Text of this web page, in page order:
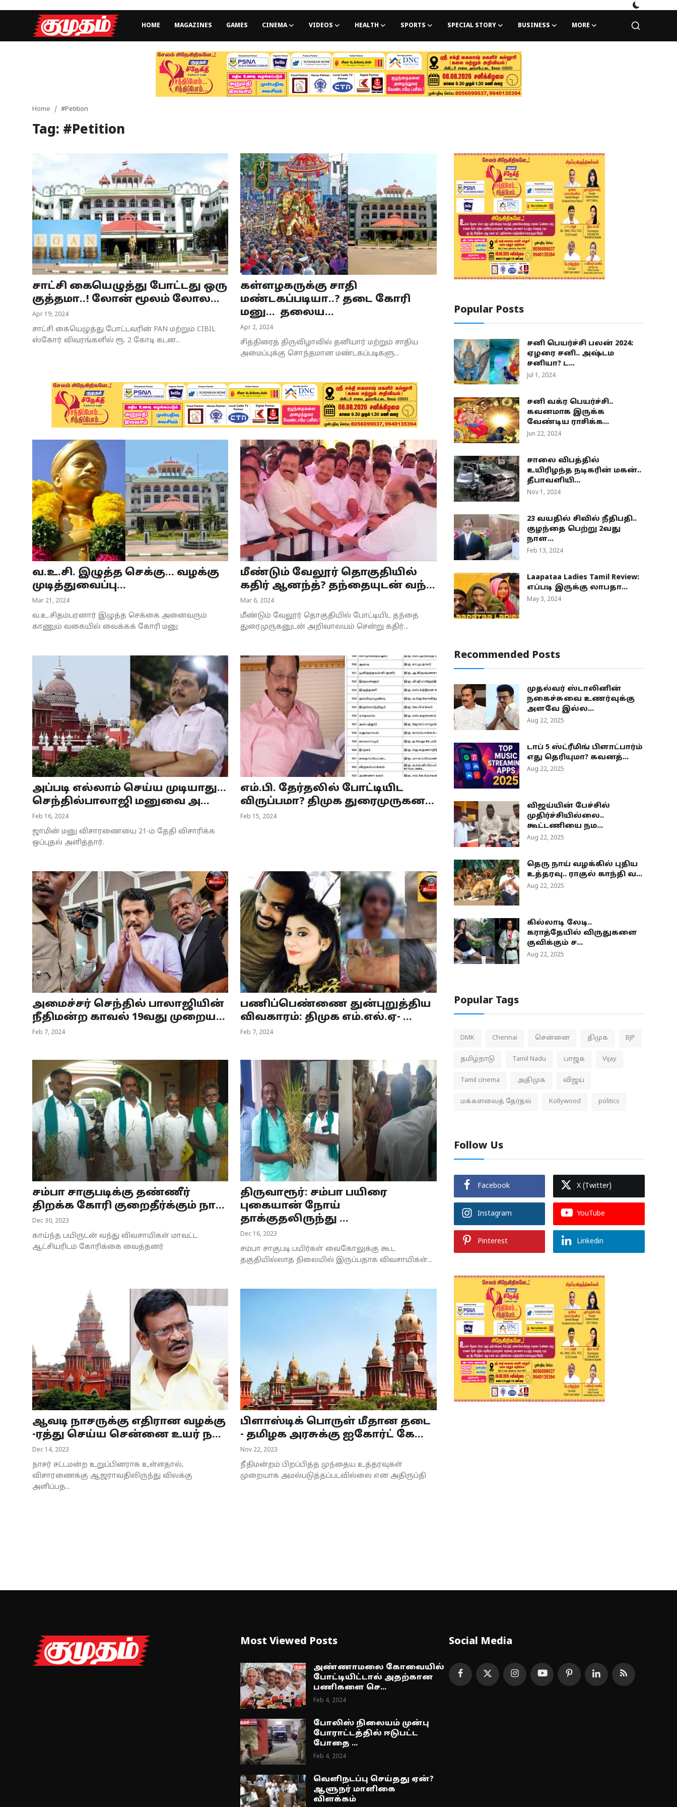
HOME MAGAZINES GAMES CINEMA VIDEOS HEALTH SPORTS SPECIAL STORY BUSINESS MORE
Games
Health
Special Story
Business
Tamilnadu
National
Home #Petition
Tag: #Petition
சாட்சி கையெழுத்து போட்டது ஒரு
குத்தமா..! லோன் மூலம் லோல...
Apr 19, 2024
சாட்சி கையெழுத்து போட்டவரின் PAN மற்றும் CIBIL
ஸ்கோர் விவரங்களில் ரூ. 2 கோடி கடன...
கள்ளழகருக்கு சாதி
மண்டகப்படியா..? தடை கோரி
மனு... தலைய...
Apr 2, 2024
சித்திரைத் திருவிழாவில் தனியார் மற்றும் சாதிய
அமைப்புக்கு சொந்தமான மண்டகப்படிகளு...
வ.உ.சி. இழுத்த செக்கு... வழக்கு
முடித்துவைப்பு...
Mar 21, 2024
வ.உ.சிதம்பரனார் இழுத்த செக்கை அனைவரும்
காணும் வகையில் வைக்கக் கோரி மனு
மீண்டும் வேலூர் தொகுதியில்
கதிர் ஆனந்த்? தந்தையுடன் வந்...
Mar 6, 2024
மீண்டும் வேலூர் தொகுதியில் போட்டியிட தந்தை
துரைமுருகனுடன் அறிவாலயம் சென்று கதிர்...
அப்படி எல்லாம் செய்ய முடியாது...
செந்தில்பாலாஜி மனுவை அ...
Feb 16, 2024
ஜாமின் மனு விசாரணையை 21-ம் தேதி விசாரிக்க
ஒப்புதல் அளித்தார்.
எம்.பி. தேர்தலில் போட்டியிட
விருப்பமா? திமுக துரைமுருகன...
Feb 15, 2024
அமைச்சர் செந்தில் பாலாஜியின்
நீதிமன்ற காவல் 19வது முறைய...
Feb 7, 2024
பணிப்பெண்ணை துன்புறுத்திய
விவகாரம்: திமுக எம்.எல்.ஏ- ...
Feb 7, 2024
சம்பா சாகுபடிக்கு தண்ணீர்
திறக்க கோரி குறைதீர்க்கும் நா...
Dec 30, 2023
காய்ந்த பயிருடன் வந்து விவசாயிகள் மாவட்ட
ஆட்சியரிடம் கோரிக்கை வைத்தனர்
திருவாரூர்: சம்பா பயிரை
புகையான் நோய்
தாக்குதலிருந்து ...
Dec 16, 2023
சம்பா சாகுபடி பயிர்கள் வைகோலுக்கு கூட
தகுதியில்லாத நிலையில் இருப்பதாக விவசாயிகள்...
ஆவடி நாசருக்கு எதிரான வழக்கு
-ரத்து செய்ய சென்னை உயர் ந...
Dec 14, 2023
நாசர் சட்டமன்ற உறுப்பினராக உள்ளதால்,
விசாரணைக்கு ஆஜராவதிலிருந்து விலக்கு
அளிப்பத...
பிளாஸ்டிக் பொருள் மீதான தடை
- தமிழக அரசுக்கு ஐகோர்ட் கே...
Nov 22, 2023
நீதிமன்றம் பிறப்பித்த முந்தைய உத்தரவுகள்
முறையாக அமல்படுத்தப்படவில்லை என அதிருப்தி
Popular Posts
சனி பெயர்ச்சி பலன் 2024:
ஏழரை சனி.. அஷ்டம
சனியா? ட...
Jul 1, 2024
சனி வக்ர பெயர்ச்சி..
கவனமாக இருக்க
வேண்டிய ராசிக்க...
Jun 22, 2024
சாலை விபத்தில்
உயிரிழந்த நடிகரின் மகன்..
தீபாவளியி...
Nov 1, 2024
23 வயதில் சிவில் நீதிபதி..
குழந்தை பெற்று 2வது
நாள...
Feb 13, 2024
Laapataa Ladies Tamil Review:
எப்படி இருக்கு லாபதா...
May 3, 2024
Recommended Posts
முதல்வர் ஸ்டாலினின்
நகைச்சுவை உணர்வுக்கு
அளவே இல்ல...
Aug 22, 2025
டாப் 5 ஸ்ட்ரீமிங் பிளாட்பார்ம்
எது தெரியுமா? கவனத்...
Aug 22, 2025
விஜய்யின் பேச்சில்
முதிர்ச்சியில்லை..
கூட்டணியை நம...
Aug 22, 2025
தெரு நாய் வழக்கில் புதிய
உத்தரவு.. ராகுல் காந்தி வ...
Aug 22, 2025
கில்லாடி லேடி..
கராத்தேயில் விருதுகளை
குவிக்கும் ச...
Aug 22, 2025
Popular Tags
DMK Chennai சென்னை திமுக BJP
தமிழ்நாடு Tamil Nadu பாஜக Vijay
Tamil cinema அதிமுக விஜய்
மக்களவைத் தேர்தல் Kollywood politics
Follow Us
Facebook X (Twitter)
Instagram YouTube
Pinterest Linkedin
Most Viewed Posts
அண்ணாமலை கோவையில்
போட்டியிட்டால் அதற்கான
பணிகளை செ...
Feb 4, 2024
போலிஸ் நிலையம் முன்பு
போராட்டத்தில் ஈடுபட்ட
போதை ...
Feb 4, 2024
வெளிநடப்பு செய்தது ஏன்?
ஆளுநர் மாளிகை
விளக்கம்
Social Media